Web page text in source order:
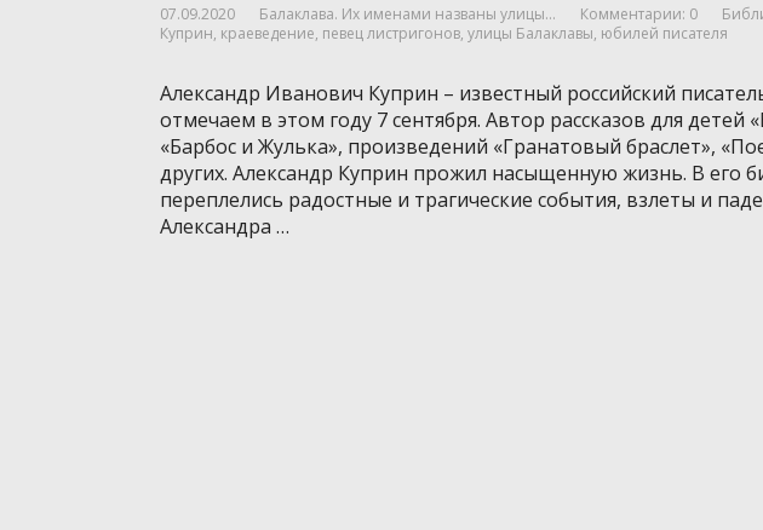
07.09.2020 Балаклава. Их именами названы улицы... Комментарии: 0
Куприн, краеведение, певец листригонов, улицы Балаклавы, юбилей писателя
Александр Иванович Куприн – известный российский
отмечаем в этом году 7 сентября. Автор рассказов для детей
«Барбос и Жулька», произведений «Гранатовый браслет»,
других. Александр Куприн прожил насыщенную жизнь. В его
переплелись радостные и трагические события, взлеты и
Александра …